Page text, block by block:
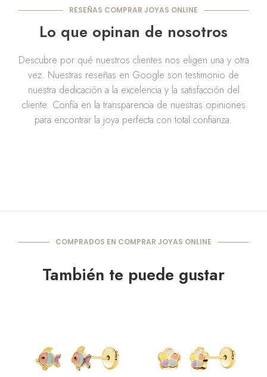
RESEÑAS COMPRAR JOYAS ONLINE
Lo que opinan de nosotros
Descubre por qué nuestros clientes nos eligen una y otra
vez. Nuestras reseñas en Google son testimonio de
nuestra dedicación a la excelencia y la satisfacción del
cliente. Confía en la transparencia de nuestras opiniones
para encontrar la joya perfecta con total confianza.
COMPRADOS EN COMPRAR JOYAS ONLINE
También te puede gustar